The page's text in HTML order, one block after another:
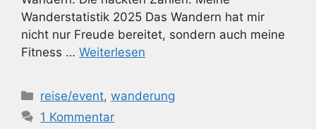
Wanderstatistik 2025 Das Wandern hat mir
nicht nur Freude bereitet, sondern auch meine
Fitness … Weiterlesen
Kategorien
reise/event,wanderung
1 Kommentar